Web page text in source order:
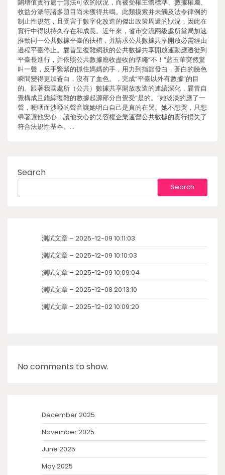
闢增值實行處于無法可依的狀況，而被受權主體標準、數據權屬、
收益分派等諸多題目尚未獲得共鳴。此類摸索并未觸及法令律例的
制止性規范，且受害于數字化改造的傑出政策周遭的狀況，因此在
實行中得以持久存在和成長。近年來，省市交流兩級處所當局加速
推動同一公共數據平臺的扶植，并請求公共數據共享開放必需經由
過程平臺停止。曩昔呈復雜網狀的公共數據共享開放運動應遷徙到
平臺長進行，并依照公共數據應收盡收的準繩“不！”藍玉華突然驚
叫一聲，反手緊緊的抓住媽媽的手，用力到指節發白，蒼白的臉色
瞬間變得更加蒼白，沒有了血色。，完成“平臺以外有數據”的目
的。跟著我國處所（公共）數據共享開放改造的連續深化，曩昔自
覺構成且錯綜復雜的數據起源部分自覺受“是的。”她淡淡的應了一
聲，哽咽而沙啞的聲音讓她明白自己是真的在哭。她不想哭，只想
帶著讓他安心，讓他安心的笑容權企業運營公共數據的實行損失了
符合法規性基本。…
Search
Search
測試文章 – 2025-12-09 10:11:03
測試文章 – 2025-12-09 10:10:03
測試文章 – 2025-12-09 10:09:04
測試文章 – 2025-12-08 20:13:10
測試文章 – 2025-12-02 10:09:20
No comments to show.
December 2025
November 2025
June 2025
May 2025